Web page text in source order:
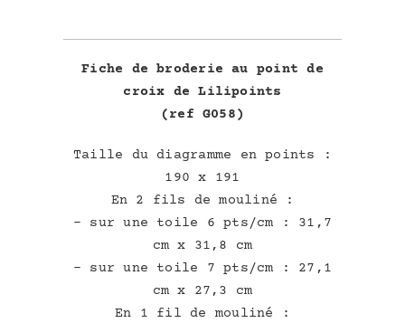
Fiche de broderie au point de
croix de Lilipoints
(ref G058)
Taille du diagramme en points :
190 x 191
En 2 fils de mouliné :
– sur une toile 6 pts/cm : 31,7
cm x 31,8 cm
– sur une toile 7 pts/cm : 27,1
cm x 27,3 cm
En 1 fil de mouliné :